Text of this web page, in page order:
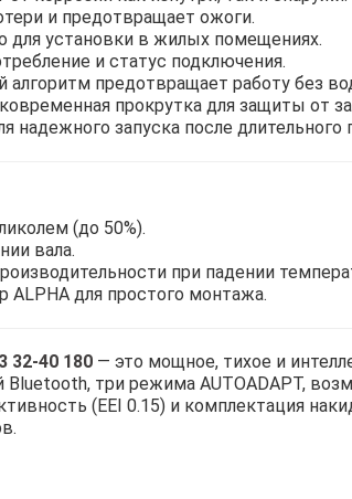
и предотвращает ожоги.
для установки в жилых помещениях.
и статус подключения.
алгоритм предотвращает работу без
прокрутка для защиты от
надежного запуска после длительного
(до 50%).
вала.
при падении
для простого монтажа.
32-40 180 — это мощное, тихое и
три режима AUTOADAPT,
(EEI 0.15) и комплектация